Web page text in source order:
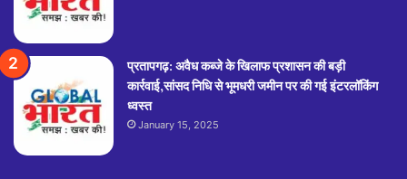
प्रतापगढ़: अवैध कब्जे के खिलाफ प्रशासन की बड़ी
कार्रवाई,सांसद निधि से भूमधरी जमीन पर की गई इंटरलॉकिंग
ध्वस्त
January 15, 2025